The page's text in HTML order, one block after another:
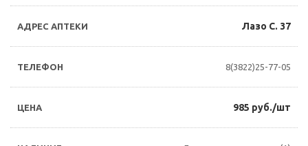
Лазо С. 37
8(3822)25-77-05
985 руб./шт